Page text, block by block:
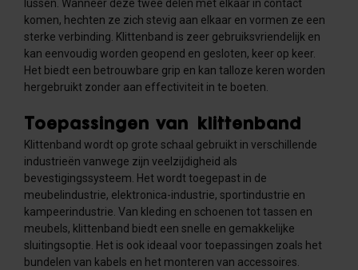
lussen. Wanneer deze twee delen met elkaar in contact
komen, hechten ze zich stevig aan elkaar en vormen ze een
sterke verbinding. Klittenband is zeer gebruiksvriendelijk en
kan eenvoudig worden geopend en gesloten, keer op keer.
Het biedt een betrouwbare grip en kan talloze keren worden
hergebruikt zonder aan effectiviteit in te boeten.
Toepassingen van klittenband
Klittenband wordt op grote schaal gebruikt in verschillende
industrieën vanwege zijn veelzijdigheid als
bevestigingssysteem. Het wordt toegepast in de
meubelindustrie, elektronica-industrie, sportindustrie en
kampeerindustrie. Van kleding en schoenen tot tassen en
meubels, klittenband biedt een snelle en gemakkelijke
sluitingsoptie. Het is ook ideaal voor toepassingen zoals het
bundelen van kabels en het monteren van accessoires.